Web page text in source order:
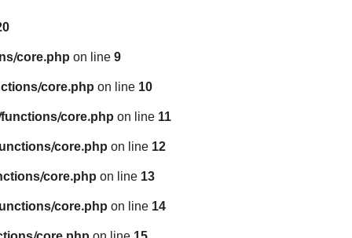
core.php on line 9
core.php on line 10
core.php on line 11
core.php on line 12
core.php on line 13
core.php on line 14